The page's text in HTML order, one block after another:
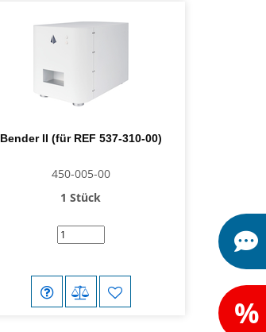
Bender II (für REF 537-310-00)
450-005-00
1 Stück
%